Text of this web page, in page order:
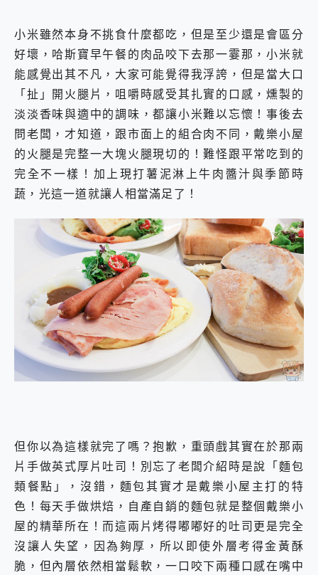
小米雖然本身不挑食什麼都吃，但是至少還是會區分
好壞，哈斯寶早午餐的肉品咬下去那一霎那，小米就
能感覺出其不凡，大家可能覺得我浮誇，但是當大口
「扯」開火腿片，咀嚼時感受其扎實的口感，燻製的
淡淡香味與適中的調味，都讓小米難以忘懷！事後去
問老闆，才知道，跟市面上的組合肉不同，戴樂小屋
的火腿是完整一大塊火腿現切的！難怪跟平常吃到的
完全不一樣！加上現打薯泥淋上牛肉醬汁與季節時
蔬，光這一道就讓人相當滿足了！
但你以為這樣就完了嗎？抱歉，重頭戲其實在於那兩
片手做英式厚片吐司！別忘了老闆介紹時是說「麵包
類餐點」，沒錯，麵包其實才是戴樂小屋主打的特
色！每天手做烘焙，自產自銷的麵包就是整個戴樂小
屋的精華所在！而這兩片烤得嘟嘟好的吐司更是完全
沒讓人失望，因為夠厚，所以即使外層考得金黃酥
脆，但內層依然相當鬆軟，一口咬下兩種口感在嘴中